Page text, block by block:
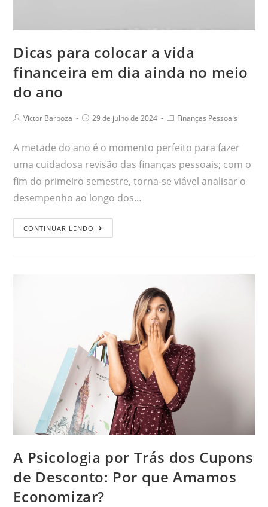
Dicas para colocar a vida
financeira em dia ainda no meio
do ano
Victor Barboza 29 de julho de 2024 Finanças Pessoais
A metade do ano é o momento perfeito para fazer
uma cuidadosa revisão das finanças pessoais; com o
fim do primeiro semestre, torna-se viável analisar o
desempenho ao longo dos…
CONTINUAR LENDO
A Psicologia por Trás dos Cupons
de Desconto: Por que Amamos
Economizar?